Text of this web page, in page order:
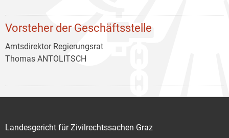
Vorsteher der Geschäftsstelle
Amtsdirektor Regierungsrat
Thomas ANTOLITSCH
Landesgericht für Zivilrechtssachen Graz